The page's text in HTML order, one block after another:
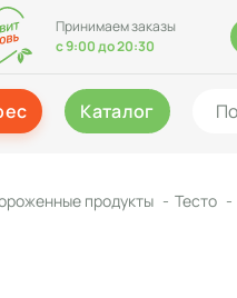
Принимаем заказы
с 9:00 до 20:30
Каталог
продукты Тесто